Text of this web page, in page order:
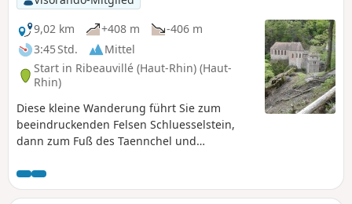
9,02 km
+408 m
-406 m
3:45 Std.
Mittel
Start in Ribeauvillé (Haut-Rhin) (Haut-
Rhin)
Diese kleine Wanderung führt Sie zum
beeindruckenden Felsen Schluesselstein,
dann zum Fuß des Taennchel und
Rückweg über den berühmten Maria Raydt-
Weg.